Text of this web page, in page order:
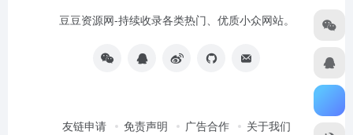
豆豆资源网-持续收录各类热门、优质小众网站。
友链申请 免责声明 广告合作 关于我们